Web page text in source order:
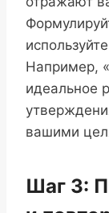
Например,
идеальное
вашими
Шаг 3: